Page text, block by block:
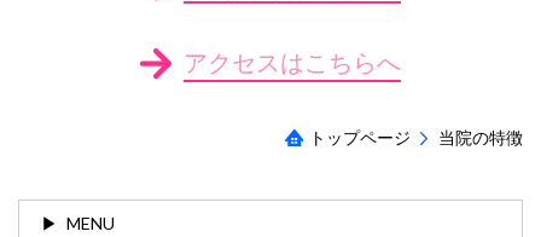
アクセスはこちらへ
トップページ 当院の特徴
MENU